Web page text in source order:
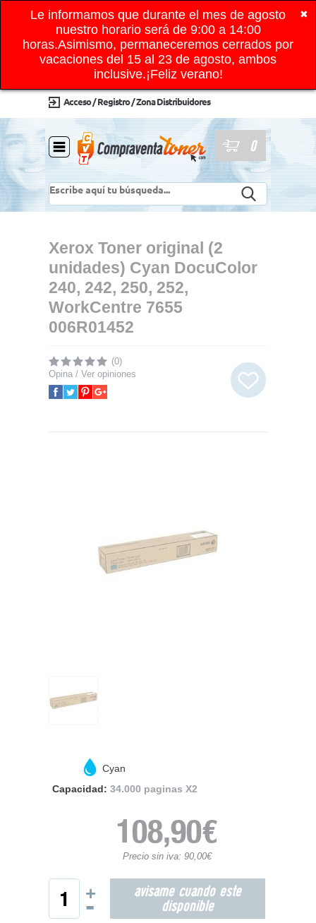
✖
Le informamos que durante el mes de agosto
nuestro horario será de 9:00 a 14:00
horas.Asimismo, permaneceremos cerrados por
vacaciones del 15 al 23 de agosto, ambos
inclusive.¡Feliz verano!
Acceso / Registro / Zona Distribuidores
0
Xerox Toner original (2
unidades) Cyan DocuColor
240, 242, 250, 252,
WorkCentre 7655
006R01452
(0)
Opina / Ver opiniones
Cyan
Capacidad: 34.000 paginas X2
108,90€
Precio sin iva: 90,00€
+
-
avisame cuando este
disponible